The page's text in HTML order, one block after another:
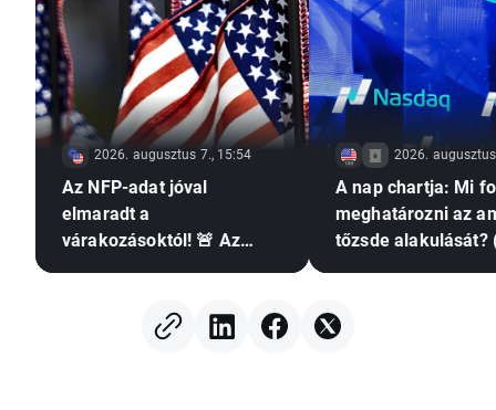
2026. augusztus 7., 15:54
Az NFP-adat jóval
elmaradt a
várakozásoktól! 🚨 Az
2026.
A nap chartja: Mi
meghatározni az
tőzsde alakulását?